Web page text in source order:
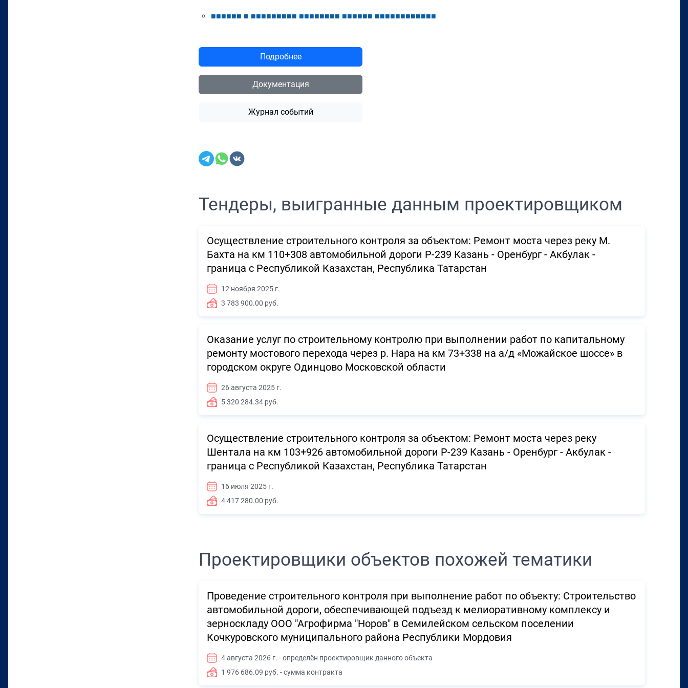
■■■■■■ ■ ■■■■■■■■■ ■■■■■■■■ ■■■■■■ ■■■■■■■■■■■■
Подробнее
Документация
Журнал событий
Тендеры, выигранные данным проектировщиком
Осуществление строительного контроля за объектом: Ремонт моста через реку М.
Бахта на км 110+308 автомобильной дороги Р-239 Казань - Оренбург - Акбулак -
граница с Республикой Казахстан, Республика Татарстан
12 ноября 2025 г.
3 783 900.00 руб.
Оказание услуг по строительному контролю при выполнении работ по капитальному
ремонту мостового перехода через р. Нара на км 73+338 на а/д «Можайское шоссе» в
городском округе Одинцово Московской области
26 августа 2025 г.
5 320 284.34 руб.
Осуществление строительного контроля за объектом: Ремонт моста через реку
Шентала на км 103+926 автомобильной дороги Р-239 Казань - Оренбург - Акбулак -
граница с Республикой Казахстан, Республика Татарстан
16 июля 2025 г.
4 417 280.00 руб.
Проектировщики объектов похожей тематики
Проведение строительного контроля при выполнение работ по объекту: Строительство
автомобильной дороги, обеспечивающей подъезд к мелиоративному комплексу и
зерноскладу ООО "Агрофирма "Норов" в Семилейском сельском поселении
Кочкуровского муниципального района Республики Мордовия
4 августа 2026 г. - определён проектировщик данного объекта
1 976 686.09 руб. - сумма контракта